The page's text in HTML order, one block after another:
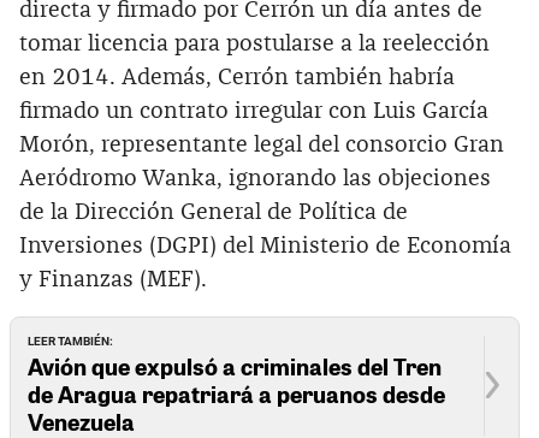
directa y firmado por Cerrón un día antes de
tomar licencia para postularse a la reelección
en 2014. Además, Cerrón también habría
firmado un contrato irregular con Luis García
Morón, representante legal del consorcio Gran
Aeródromo Wanka, ignorando las objeciones
de la Dirección General de Política de
Inversiones (DGPI) del Ministerio de Economía
y Finanzas (MEF).
LEER TAMBIÉN:
Avión que expulsó a criminales del Tren
de Aragua repatriará a peruanos desde
Venezuela